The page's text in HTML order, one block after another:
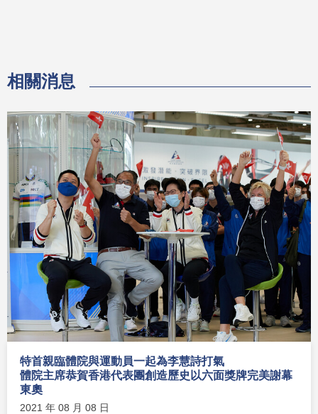
相關消息
特首親臨體院與運動員一起為李慧詩打氣
體院主席恭賀香港代表團創造歷史以六面獎牌完美謝幕
東奧
2021 年 08 月 08 日